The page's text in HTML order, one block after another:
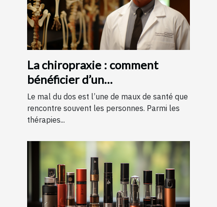
La chiropraxie : comment
bénéficier d’un
remboursement ?
Le mal du dos est l’une de maux de santé que
rencontre souvent les personnes. Parmi les
thérapies...